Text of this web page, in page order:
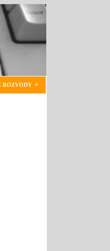
ROZVODY ¤